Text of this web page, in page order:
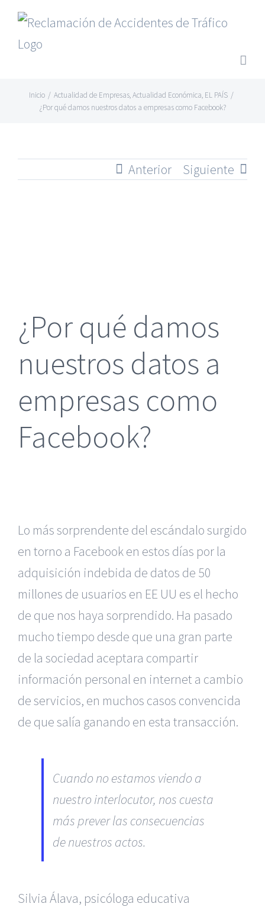
Saltar
contenido
Inicio / Actualidad de Empresas,Actualidad Económica, EL PAÍS /
¿Por qué damos nuestros datos a empresas como Facebook?
Anterior Siguiente
¿Por qué damos
nuestros datos a
empresas como
Facebook?
Lo más sorprendente del escándalo surgido
en torno a Facebook en estos días por la
adquisición indebida de datos de 50
millones de usuarios en EE UU es el hecho
de que nos haya sorprendido. Ha pasado
mucho tiempo desde que una gran parte
de la sociedad aceptara compartir
información personal en internet a cambio
de servicios, en muchos casos convencida
de que salía ganando en esta transacción.
Cuando no estamos viendo a
nuestro interlocutor, nos cuesta
más prever las consecuencias
de nuestros actos.
Silvia Álava, psicóloga educativa